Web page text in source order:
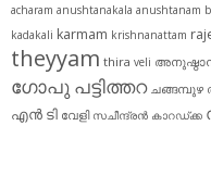
acharam anushtanakala anushtanam
kadakali karmam krishnanattam
theyyam thira veli
ഗോപു പട്ടിത്തറ ചങ്ങമ്പുഴ
എൻ ടി വേളി സചീന്ദ്രന്‍ കാറഡ്ക്ക